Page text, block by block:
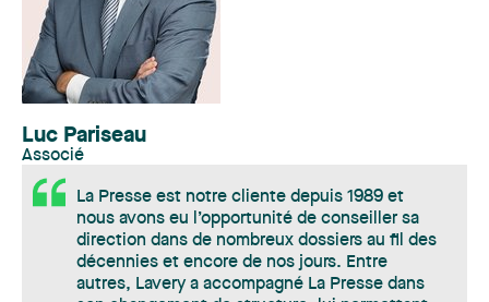
Luc Pariseau
Associé
La Presse est notre cliente depuis 1989 et
nous avons eu l’opportunité de conseiller sa
direction dans de nombreux dossiers au fil des
décennies et encore de nos jours. Entre
autres, Lavery a accompagné La Presse dans